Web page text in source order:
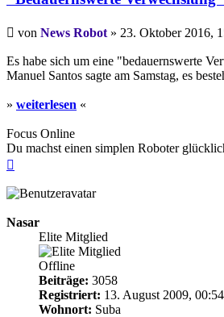
Beitrag
von News Robot » 23. Oktober 2016,
Es habe sich um eine "bedauernswerte
Manuel Santos sagte am Samstag, es
» weiterlesen «
Focus Online
Du machst einen simplen Roboter
Nasar
Elite Mitglied
Offline
Beiträge: 3058
Registriert: 13. August 2009, 00:54
Wohnort: Suba